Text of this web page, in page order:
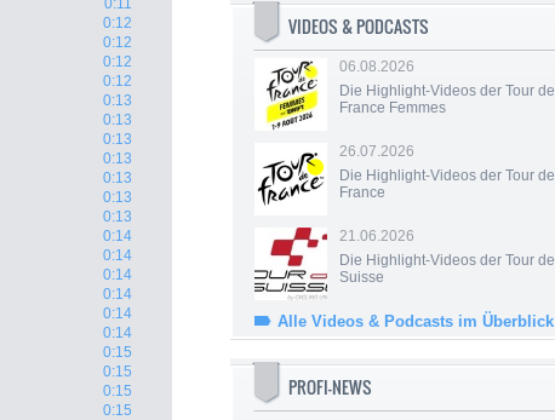
0:11
0:12
0:12
0:12
0:12
0:13
0:13
0:13
0:13
0:13
0:13
0:13
0:14
0:14
0:14
0:14
0:14
0:14
0:15
0:15
0:15
0:15
VIDEOS & PODCASTS
06.08.2026
Die Highlight-Videos der Tour de
France Femmes
26.07.2026
Die Highlight-Videos der Tour de
France
21.06.2026
Die Highlight-Videos der Tour de
Suisse
Alle Videos & Podcasts im Überblick
PROFI-NEWS